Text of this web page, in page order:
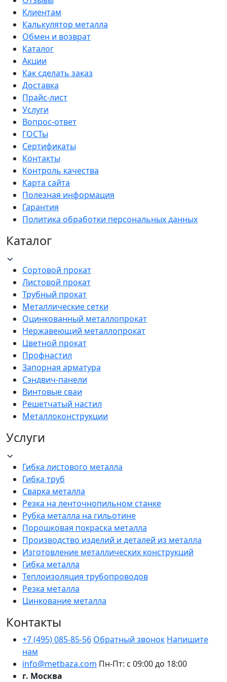
Клиентам
Калькулятор металла
Обмен и возврат
Каталог
Акции
Как сделать заказ
Доставка
Прайс-лист
Услуги
Вопрос-ответ
ГОСТы
Сертификаты
Контакты
Контроль качества
Карта сайта
Полезная информация
Гарантия
Политика обработки персональных данных
Каталог
Сортовой прокат
Листовой прокат
Трубный прокат
Металлические сетки
Оцинкованный металлопрокат
Нержавеющий металлопрокат
Цветной прокат
Профнастил
Запорная арматура
Сэндвич-панели
Винтовые сваи
Решетчатый настил
Металлоконструкции
Услуги
Гибка листового металла
Гибка труб
Сварка металла
Резка на ленточнопильном станке
Рубка металла на гильотине
Порошковая покраска металла
Производство изделий и деталей из металла
Изготовление металлических конструкций
Гибка металла
Теплоизоляция трубопроводов
Резка металла
Цинкование металла
Контакты
+7 (495) 085-85-56 Обратный звонок Напишите
нам
info@metbaza.com Пн-Пт: с 09:00 до 18:00
г. Москва